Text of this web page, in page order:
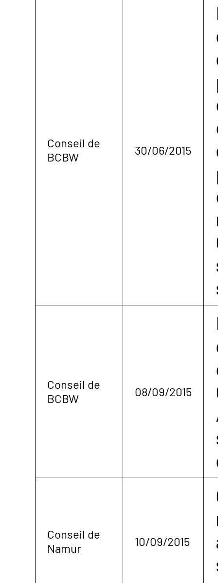
Conseil de
BCBW
30/06/2015
Conseil de
BCBW
08/09/2015
Conseil de
Namur
10/09/2015